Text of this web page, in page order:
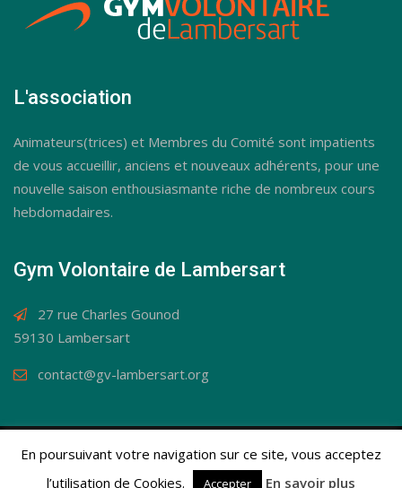
L'association
Animateurs(trices) et Membres du Comité sont impatients
de vous accueillir, anciens et nouveaux adhérents, pour une
nouvelle saison enthousiasmante riche de nombreux cours
hebdomadaires.
Gym Volontaire de Lambersart
27 rue Charles Gounod
59130 Lambersart
contact@gv-lambersart.org
© Gym Volontaire de Lambersart 2019 / Tous droits
réservés.Mentions légales
En poursuivant votre navigation sur ce site, vous acceptez
l’utilisation de Cookies.
Accepter En savoir plus